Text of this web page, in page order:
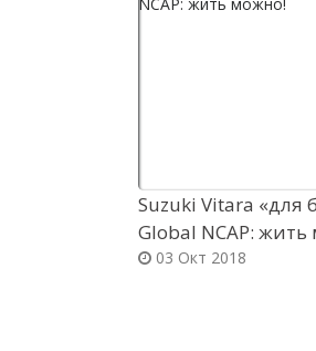
Suzuki Vitara «для
Global NCAP:
03 Окт 2018